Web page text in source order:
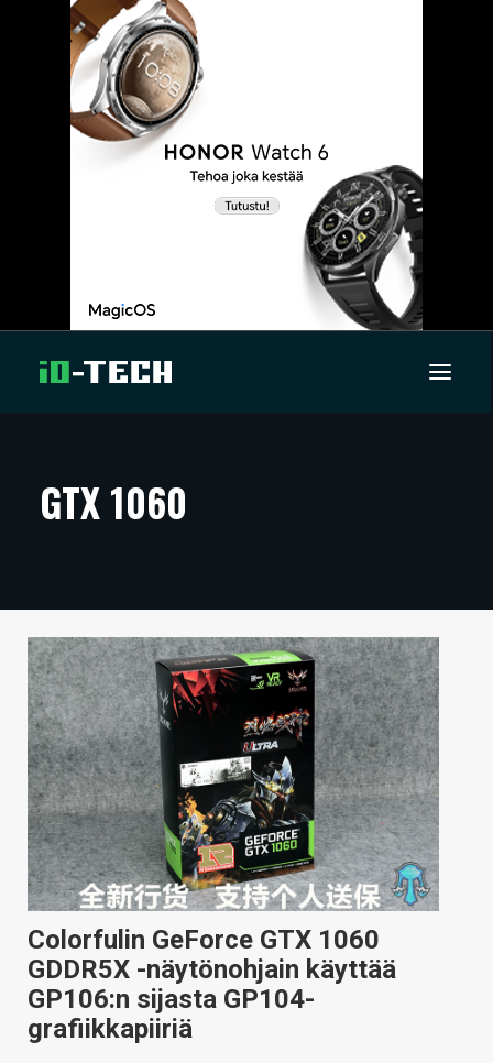
ARTIKKELIT
TECHBBS
TIETOA
HINTA.FI
KAUPPA
VAIHDA TEEMA
HAKU
GTX 1060
Colorfulin GeForce GTX 1060
GDDR5X -näytönohjain käyttää
GP106:n sijasta GP104-
grafiikkapiiriä